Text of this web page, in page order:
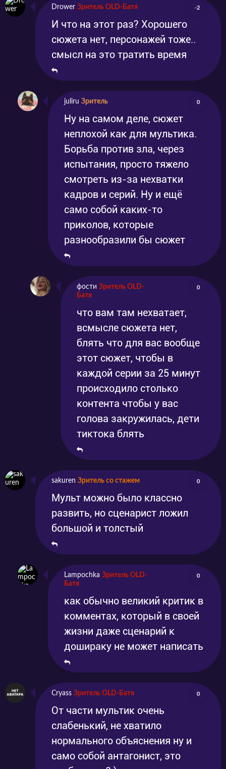
Drower Зритель OLD-Батя -2
И что на этот раз? Хорошего
сюжета нет, персонажей тоже..
смысл на это тратить время
juliru Зритель 0
Ну на самом деле, сюжет
неплохой как для мультика.
Борьба против зла, через
испытания, просто тяжело
смотреть из-за нехватки
кадров и серий. Ну и ещё
само собой каких-то
приколов, которые
разнообразили бы сюжет
фости Зритель OLD-
Батя
0
что вам там нехватает,
всмысле сюжета нет,
блять что для вас вообще
этот сюжет, чтобы в
каждой серии за 25 минут
происходило столько
контента чтобы у вас
голова закружилась, дети
тиктока блять
sakuren Зритель со стажем 0
Мульт можно было классно
развить, но сценарист ложил
большой и толстый
Lampochka Зритель OLD-
Батя
0
как обычно великий критик в
комментах, который в своей
жизни даже сценарий к
дошираку не может написать
Cryass Зритель OLD-Батя 0
От части мультик очень
слабенький, не хватило
нормального объяснения ну и
само собой антагонист, это